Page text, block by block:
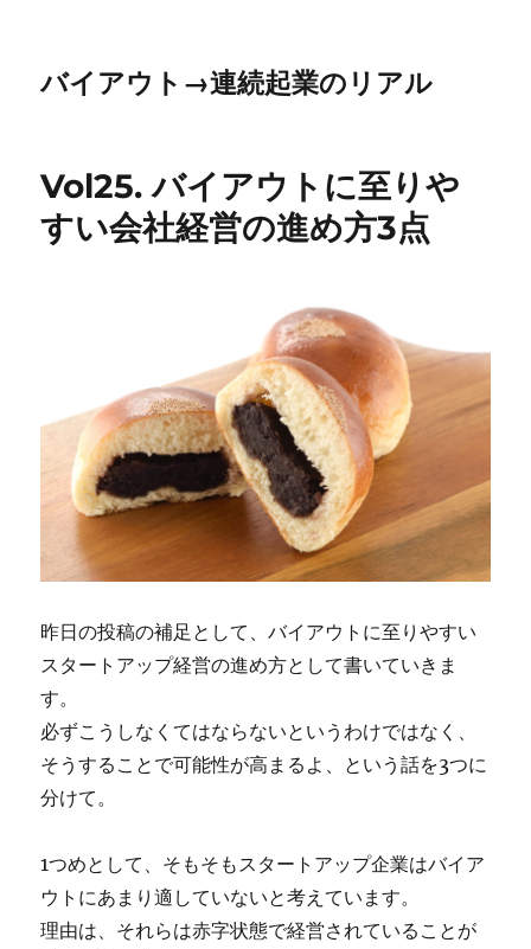
バイアウト→連続起業のリアル
Vol25. バイアウトに至りや
すい会社経営の進め方3点
昨日の投稿の補足として、バイアウトに至りやすい
スタートアップ経営の進め方として書いていきま
す。
必ずこうしなくてはならないというわけではなく、
そうすることで可能性が高まるよ、という話を3つに
分けて。
1つめとして、そもそもスタートアップ企業はバイア
ウトにあまり適していないと考えています。
理由は、それらは赤字状態で経営されていることが